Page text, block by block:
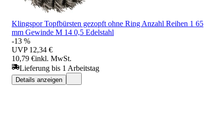
Klingspor Topfbürsten gezopft ohne Ring Anzahl Reihen 1 65
mm Gewinde M 14 0,5 Edelstahl
-13 %
UVP 12,34 €
10,79 €inkl. MwSt.
Lieferung bis 1 Arbeitstag
Details anzeigen